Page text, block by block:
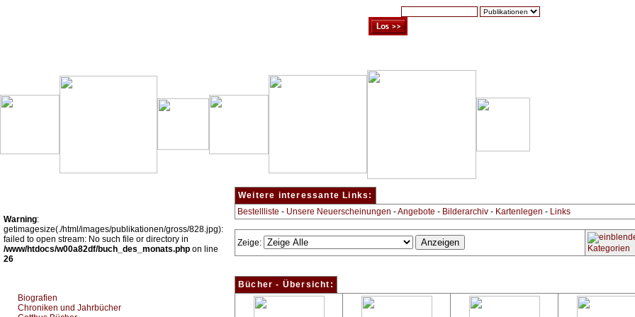
Warning:
getimagesize(./html/images/publikationen/gross/828.jpg):
failed to open stream: No such file or directory in
/www/htdocs/w00a82df/buch_des_monats.php on line
26
Biografien
Chroniken und Jahrbücher
Weitere interessante Links:
Bestellliste - Unsere Neuerscheinungen -Angebote - Bilderarchiv - Kartenlegen - Links
Zeige:
Kategorien
Bücher - Übersicht: